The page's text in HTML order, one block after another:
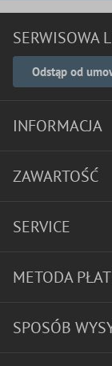
SERWISOWA
Odstąp od
INFORMACJA
ZAWARTOŚĆ
SERVICE
METODA
SPOSÓB